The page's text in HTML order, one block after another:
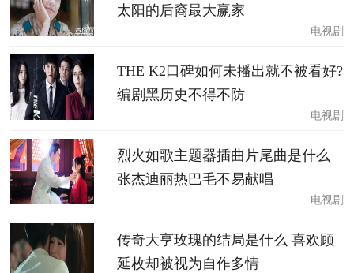
太阳的后裔最大赢家
电视剧
THE K2口碑如何未播出就不被看好?
编剧黑历史不得不防
电视剧
烈火如歌主题器插曲片尾曲是什么
张杰迪丽热巴毛不易献唱
电视剧
传奇大亨玫瑰的结局是什么 喜欢顾
延枚却被视为自作多情